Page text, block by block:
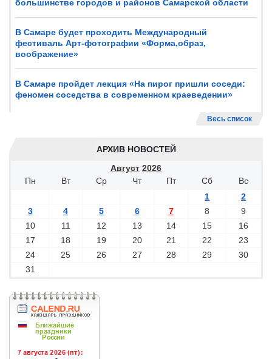
большинстве городов и районов Самарской области
В Самаре будет проходить Международный
фестиваль Арт-фотографии «Форма,образ,
воображение»
В Самаре пройдет лекция «На пирог пришли соседи:
феномен соседства в современном краеведении»
Весь список
АРХИВ НОВОСТЕЙ
Август 2026
Пн
Вт Ср Чт Пт Сб
Вс
1
2
3
4 5 6 7 8
9
10
11 12 13 14 15
16
17
18 19 20 21 22
23
24
25 26 27 28 29
30
31